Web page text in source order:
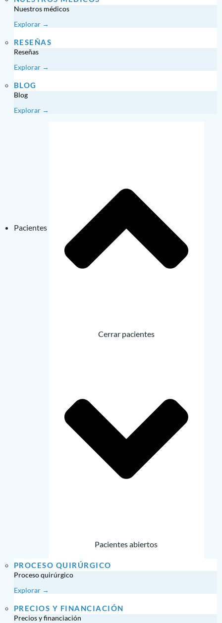
Nuestros médicos
Explorar →
RESEÑAS
Reseñas
Explorar →
BLOG
Blog
Explorar →
Pacientes
Cerrar pacientes
Pacientes abiertos
PROCESO QUIRÚRGICO
Proceso quirúrgico
Explorar →
PRECIOS Y FINANCIACIÓN
Precios y financiación